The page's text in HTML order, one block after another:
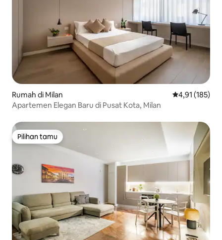
Rumah di Milan Nilai rata-rata
4,91 (185)
Apartemen Elegan Baru di Pusat Kota, Milan
Pilihan tamu
Pilihan tamu